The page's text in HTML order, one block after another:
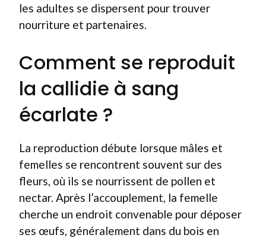
les adultes se dispersent pour trouver
nourriture et partenaires.
Comment se reproduit
la callidie à sang
écarlate ?
La reproduction débute lorsque mâles et
femelles se rencontrent souvent sur des
fleurs, où ils se nourrissent de pollen et
nectar. Après l’accouplement, la femelle
cherche un endroit convenable pour déposer
ses œufs, généralement dans du bois en